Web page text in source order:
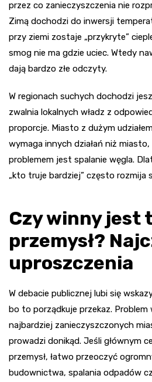
przez co zanieczyszczenia nie
Zimą dochodzi do inwersji
przy ziemi zostaje „przykryte”
smog nie ma gdzie uciec. Wtedy
dają bardzo złe odczyty.
W regionach suchych dochodzi
zwalnia lokalnych władz z
proporcje. Miasto z dużym
wymaga innych działań niż
problemem jest spalanie węgla.
„kto truje bardziej” często rozmija
Czy winny jest
przemysł?
uproszczenia
W debacie publicznej lubi się
bo to porządkuje przekaz.
najbardziej zanieczyszczonych
prowadzi donikąd. Jeśli głównym
przemysł, łatwo przeoczyć
budownictwa, spalania odpadów